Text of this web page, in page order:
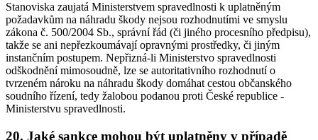
Stanoviska zaujatá Ministerstvem spravedlnosti k uplatněným
požadavkům na náhradu škody nejsou rozhodnutími ve smyslu
zákona č. 500/2004 Sb., správní řád (či jiného procesního předpisu),
takže se ani nepřezkoumávají opravnými prostředky, či jiným
instančním postupem. Nepřizná-li Ministerstvo spravedlnosti
odškodnění mimosoudně, lze se autoritativního rozhodnutí o
tvrzeném nároku na náhradu škody domáhat cestou občanského
soudního řízení, tedy žalobou podanou proti České republice -
Ministerstvu spravedlnosti.
20. Jaké sankce mohou být uplatněny v případě